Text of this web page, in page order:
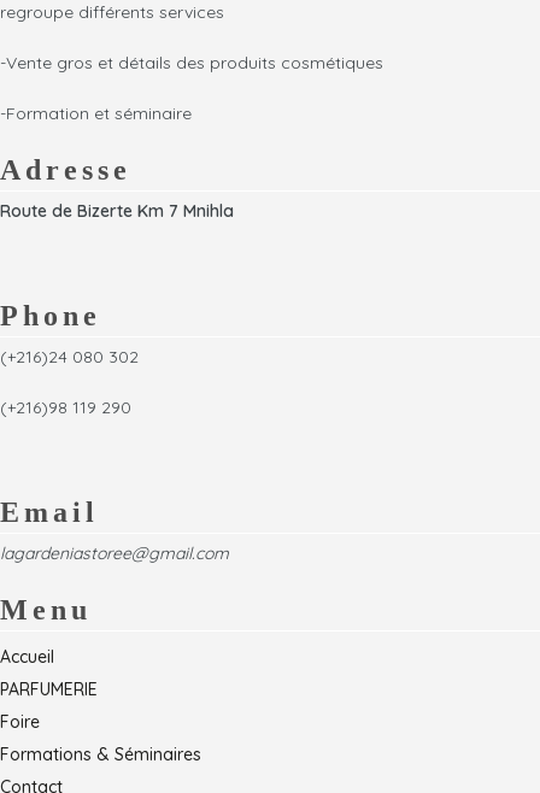
regroupe différents services
-Vente gros et détails des produits cosmétiques
-Formation et séminaire
Adresse
Route de Bizerte Km 7 Mnihla
Phone
(+216)24 080 302
(+216)98 119 290
Email
lagardeniastoree@gmail.com
Menu
Accueil
PARFUMERIE
Foire
Formations & Séminaires
Contact